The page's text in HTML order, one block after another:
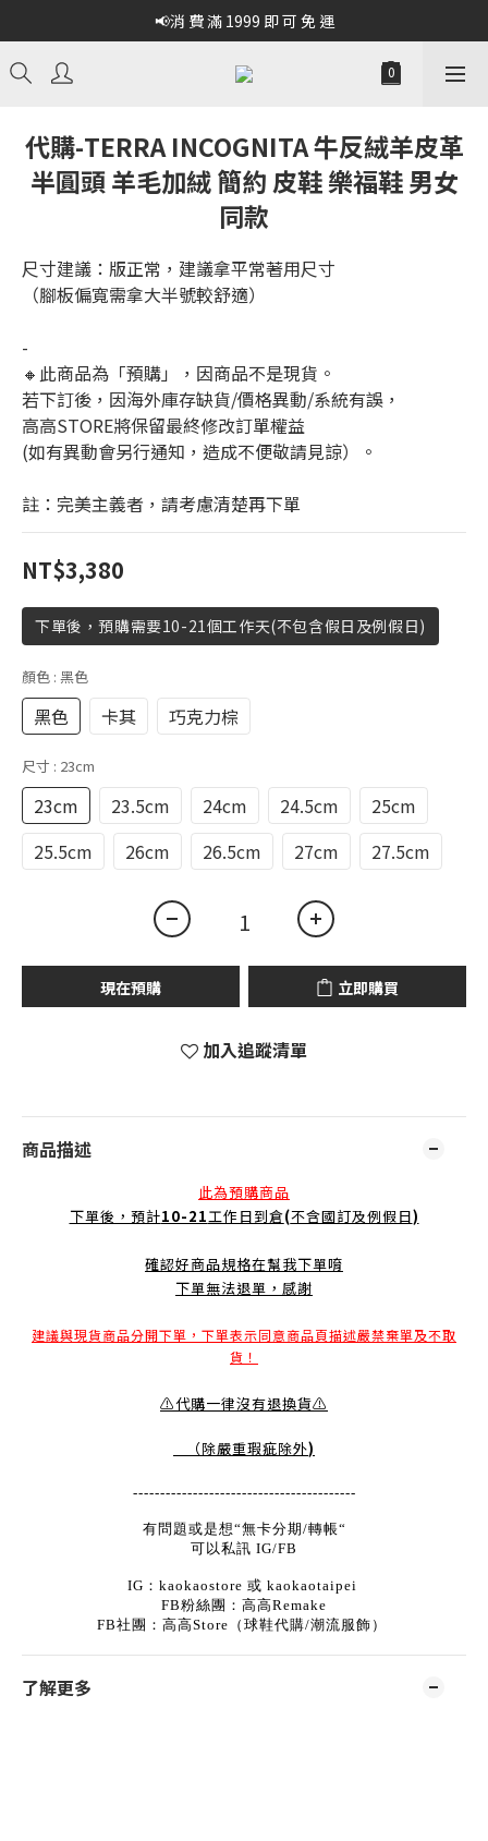
📢消 費 滿 1999 即 可 免 運
代購-TERRA INCOGNITA 牛反絨羊皮革
半圓頭 羊毛加絨 簡約 皮鞋 樂福鞋 男女
同款
尺寸建議：版正常，建議拿平常著用尺寸
（腳板偏寬需拿大半號較舒適）
-
🔸此商品為「預購」，因商品不是現貨。
若下訂後，因海外庫存缺貨/價格異動/系統有誤，
高高STORE將保留最終修改訂單權益
(如有異動會另行通知，造成不便敬請見諒）。
註：完美主義者，請考慮清楚再下單
NT$3,380
下單後，預購需要10-21個工作天(不包含假日及例假日)
顏色 : 黑色
黑色 卡其 巧克力棕
尺寸 : 23cm
23cm 23.5cm 24cm 24.5cm
25cm
25.5cm
26cm 26.5cm 27cm 27.5cm
現在預購 立即購買
加入追蹤清單
商品描述
此為預購商品
下單後，預計10-21工作日到倉(不含國訂及例假日)
確認好商品規格在幫我下單唷
下單無法退單，感謝
建議與現貨商品分開下單，下單表示同意商品頁描述嚴禁棄單及不取
貨！
⚠️代購一律沒有退換貨⚠️
（除嚴重瑕疵除外)
-----------------------------------------
有問題或是想“無卡分期/轉帳“
可以私訊 IG/FB
IG：kaokaostore 或 kaokaotaipei
FB粉絲團：高高Remake
FB社團：高高Store（球鞋代購/潮流服飾）
了解更多